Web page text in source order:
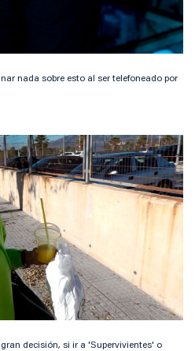
nada sobre esto al ser telefoneado por
decisión, si ir a 'Supervivientes' o